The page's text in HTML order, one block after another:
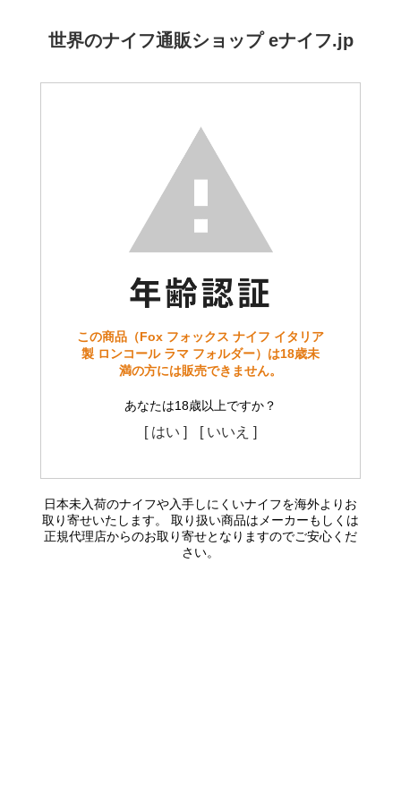
世界のナイフ通販ショップ eナイフ.jp
この商品（Fox フォックス ナイフ イタリア
製 ロンコール ラマ フォルダー）は18歳未
満の方には販売できません。
あなたは18歳以上ですか？
[ はい ] [ いいえ ]
日本未入荷のナイフや入手しにくいナイフを海外よりお
取り寄せいたします。 取り扱い商品はメーカーもしくは
正規代理店からのお取り寄せとなりますのでご安心くだ
さい。